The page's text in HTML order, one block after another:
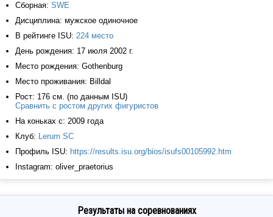
Сборная: SWE
Дисциплина: мужское одиночное
В рейтинге ISU: 224 место
День рождения: 17 июля 2002 г.
Место рождения: Gothenburg
Место проживания: Billdal
Рост: 176 см. (по данным ISU)
Сравнить с ростом других фигуристов
На коньках с: 2009 года
Клуб:
Lerum SC
Профиль ISU: https://results.isu.org/bios/isufs00105992.htm
Instagram: oliver_praetorius
Результаты на соревнованиях